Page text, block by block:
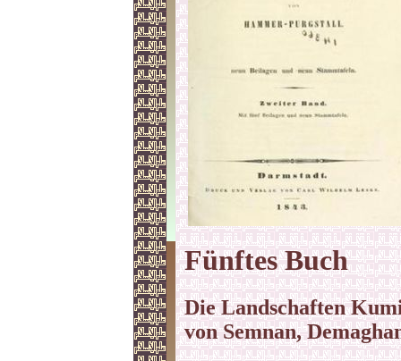
Fünftes Buch
Die Landschaften
von Semnan,